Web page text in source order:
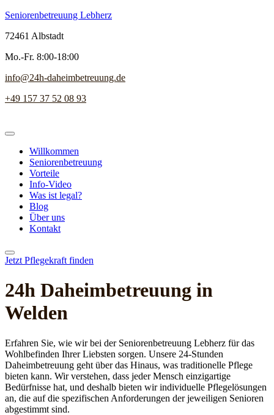
Seniorenbetreuung Lebherz
72461 Albstadt
Mo.-Fr. 8:00-18:00
info@24h-daheimbetreuung.de
+49 157 37 52 08 93
Willkommen
Seniorenbetreuung
Vorteile
Info-Video
Was ist legal?
Blog
Über uns
Kontakt
Jetzt Pflegekraft finden
24h Daheim­betreuung in
Welden
Erfahren Sie, wie wir bei der Seniorenbetreuung Lebherz für das
Wohlbefinden Ihrer Liebsten sorgen. Unsere 24-Stunden
Daheimbetreuung geht über das Hinaus, was traditionelle Pflege
bieten kann. Wir verstehen, dass jeder Mensch einzigartige
Bedürfnisse hat, und deshalb bieten wir individuelle Pflegelösungen
an, die auf die spezifischen Anforderungen der jeweiligen Senioren
abgestimmt sind.